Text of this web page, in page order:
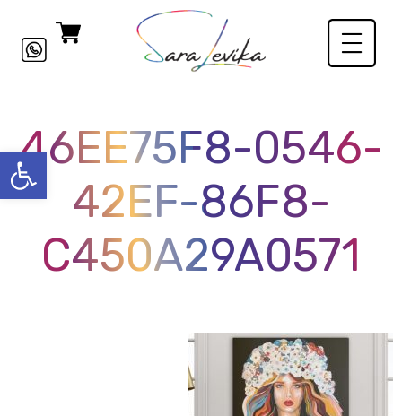
פתח
46EE75F8-0546-
42EF-86F8-
C450A29A0571